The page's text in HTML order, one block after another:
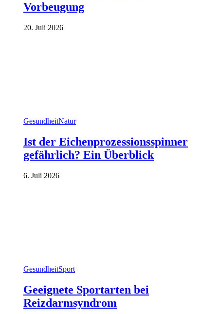
Vorbeugung
20. Juli 2026
GesundheitNatur
Ist der Eichenprozessionsspinner
gefährlich? Ein Überblick
6. Juli 2026
GesundheitSport
Geeignete Sportarten bei
Reizdarmsyndrom